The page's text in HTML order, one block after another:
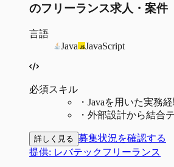
のフリーランス求人・案件
言語
Java
JavaScript
必須スキル
・ Javaを用いた実務
・ 外部設計から結合
詳しく見る 募集状況を確認する
提供: レバテックフリーランス